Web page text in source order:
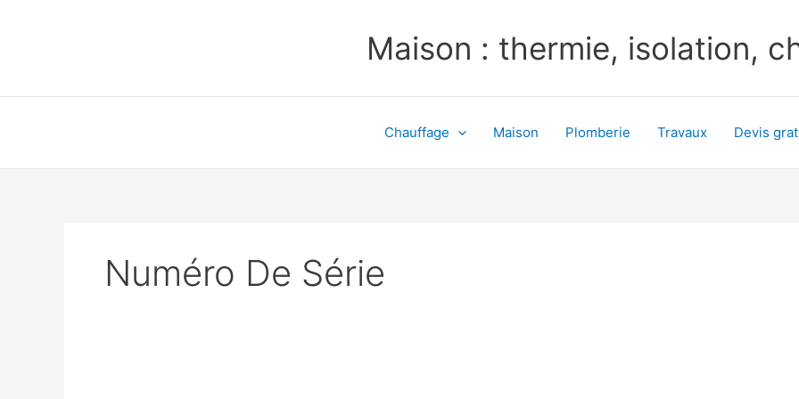
Maison : thermie, isolation,
Chauffage Maison Plomberie Travaux Devis
Numéro De Série